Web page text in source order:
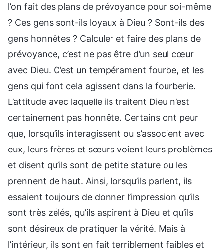
l’on fait des plans de prévoyance pour soi-même
? Ces gens sont-ils loyaux à Dieu ? Sont-ils des
gens honnêtes ? Calculer et faire des plans de
prévoyance, c’est ne pas être d’un seul cœur
avec Dieu. C’est un tempérament fourbe, et les
gens qui font cela agissent dans la fourberie.
L’attitude avec laquelle ils traitent Dieu n’est
certainement pas honnête. Certains ont peur
que, lorsqu’ils interagissent ou s’associent avec
eux, leurs frères et sœurs voient leurs problèmes
et disent qu’ils sont de petite stature ou les
prennent de haut. Ainsi, lorsqu’ils parlent, ils
essaient toujours de donner l’impression qu’ils
sont très zélés, qu’ils aspirent à Dieu et qu’ils
sont désireux de pratiquer la vérité. Mais à
l’intérieur, ils sont en fait terriblement faibles et